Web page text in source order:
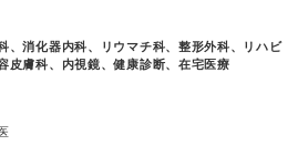
、消化器内科、リウマチ科、整形外科、リハビ
皮膚科、内視鏡、健康診断、在宅医療